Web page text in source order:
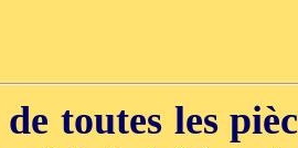
toutes les